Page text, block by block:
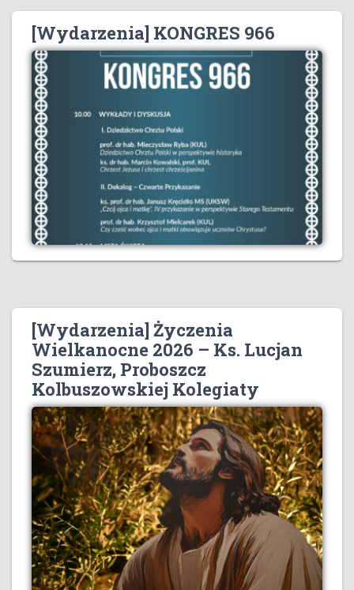
[Wydarzenia] KONGRES 966
[Wydarzenia] Życzenia
Wielkanocne 2026 – Ks. Lucjan
Szumierz, Proboszcz
Kolbuszowskiej Kolegiaty